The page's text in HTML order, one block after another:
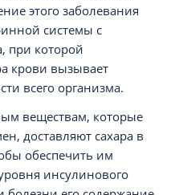
этого заболевания
системы с
при которой
крови вызывает
всего организма.
веществам, которые
доставляют сахара в
обеспечить им
инсулинового